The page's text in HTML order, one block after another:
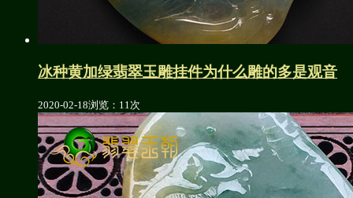
冰种黄加绿翡翠玉雕挂件为什么雕的多是观音
2020-02-18浏览：11次